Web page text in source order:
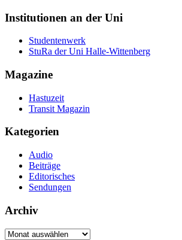
Institutionen an der Uni
Studentenwerk
StuRa der Uni Halle-Wittenberg
Magazine
Hastuzeit
Transit Magazin
Kategorien
Audio
Beiträge
Editorisches
Sendungen
Archiv
Archiv